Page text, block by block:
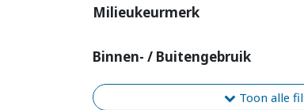
Milieukeurmerk
Binnen- / Buitengebruik
Toon alle